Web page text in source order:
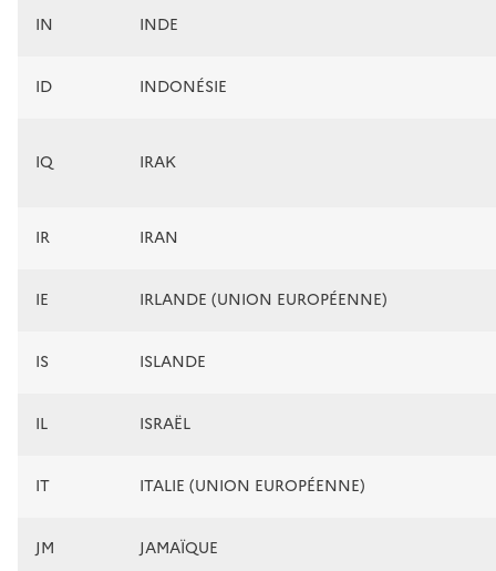
IN INDE
ID INDONÉSIE
IQ IRAK
IR IRAN
IE IRLANDE (UNION EUROPÉENNE)
IS ISLANDE
IL ISRAËL
IT ITALIE (UNION EUROPÉENNE)
JM JAMAÏQUE